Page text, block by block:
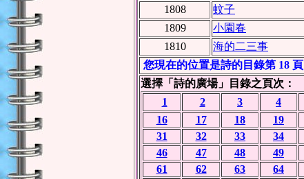
1808
蚊子
1809
小園春
1810
海的二三事
您現在的位置是詩的目錄第 18 頁
選擇「詩的廣場」目錄之頁次：
1
2 3 4
16
17 18 19
31
32 33 34
46
47 48 49
61
62 63 64